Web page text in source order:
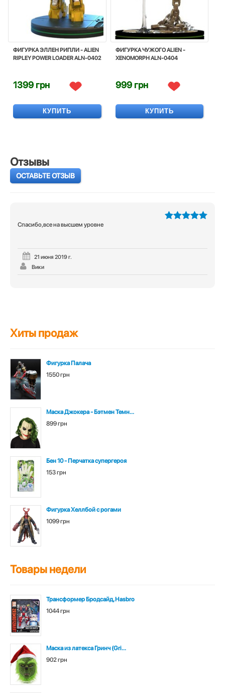
ФИГУРКА ЭЛЛЕН РИПЛИ - ALIEN
RIPLEY POWER LOADER ALN-0402
1399 грн
КУПИТЬ
ФИГУРКА ЧУЖОГО ALIEN -
XENOMORPH ALN-0404
999 грн
КУПИТЬ
Отзывы
ОСТАВЬТЕ ОТЗЫВ
Спасибо,все на высшем уровне
21 июня 2019 г.
Вики
Хиты продаж
Фигурка Палача
1550 грн
Маска Джокера - Бэтмен Темн...
899 грн
Бен 10 - Перчатка супергероя
153 грн
Фигурка Хеллбой с рогами
1099 грн
Товары недели
Трансформер Бродсайд, Hasbro
1044 грн
Маска из латекса Гринч (Gri...
902 грн